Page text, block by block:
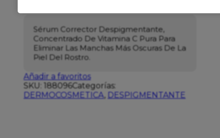
Sérum Corrector Despigmentante,
Concentrado De Vitamina C Pura Para
Eliminar Las Manchas Más Oscuras De La
Piel Del Rostro.
Añadir a favoritos
SKU: 188096Categorías:
DERMOCOSMETICA, DESPIGMENTANTE